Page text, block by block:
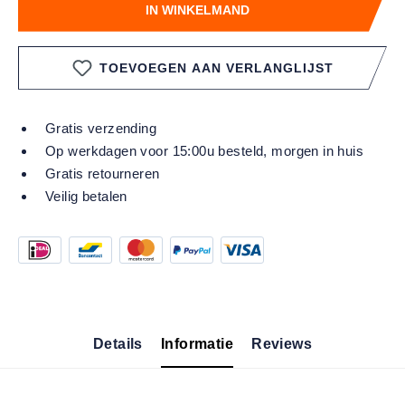
IN WINKELMAND
TOEVOEGEN AAN VERLANGLIJST
Gratis verzending
Op werkdagen voor 15:00u besteld, morgen in huis
Gratis retourneren
Veilig betalen
Details Informatie Reviews